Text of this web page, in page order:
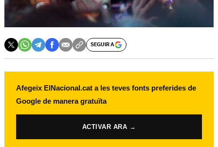
SEGUIR A
Afegeix ElNacional.cat a les teves fonts preferides de
Google de manera gratuïta
ACTIVAR ARA →